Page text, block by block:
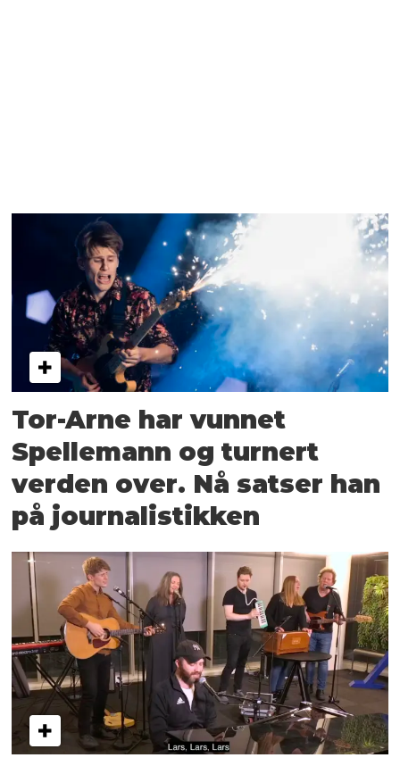
Tor-Arne har vunnet
Spellemann og turnert
verden over. Nå satser han
på journalistikken